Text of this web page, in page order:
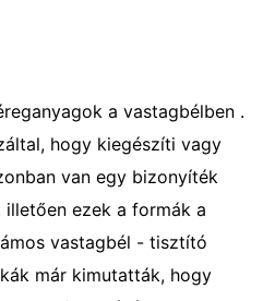
a vastagbélben .
hogy kiegészíti vagy
van egy bizonyíték
illetően ezek a formák a
vastagbél - tisztító
már kimutatták, hogy